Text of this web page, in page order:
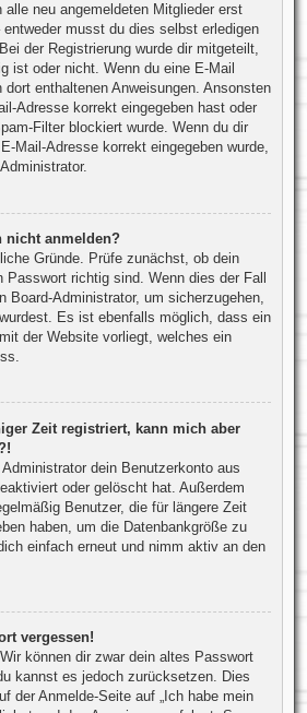
neu angemeldeten Mitglieder erst
musst du dies selbst erledigen
der Registrierung wurde dir mitgeteilt,
ist oder nicht. Wenn du eine E-Mail
enthaltenen Anweisungen. Ansonsten
Adresse korrekt eingegeben hast oder
Filter blockiert wurde. Wenn du dir
Mail-Adresse korrekt eingegeben wurde,
nicht anmelden?
Gründe. Prüfe zunächst, ob dein
Passwort richtig sind. Wenn dies der Fall
Board-Administrator, um sicherzugehen,
Es ist ebenfalls möglich, dass ein
der Website vorliegt, welches ein
Zeit registriert, kann mich aber
dein Benutzerkonto aus
oder gelöscht hat. Außerdem
Benutzer, die für längere Zeit
haben, um die Datenbankgröße zu
einfach erneut und nimm aktiv an den
vergessen!
können dir zwar dein altes Passwort
kannst es jedoch zurücksetzen. Dies
der Anmelde-Seite auf „Ich habe mein